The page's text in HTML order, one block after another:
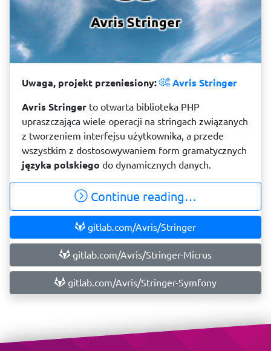
Uwaga, projekt przeniesiony: Avris Stringer
Avris Stringer to otwarta biblioteka PHP
upraszczająca wiele operacji na stringach związanych
z tworzeniem interfejsu użytkownika, a przede
wszystkim z dostosowywaniem form gramatycznych
języka polskiego do dynamicznych danych.
Continue reading…
gitlab.com/Avris/Stringer
gitlab.com/Avris/Stringer-Micrus
gitlab.com/Avris/Stringer-Symfony